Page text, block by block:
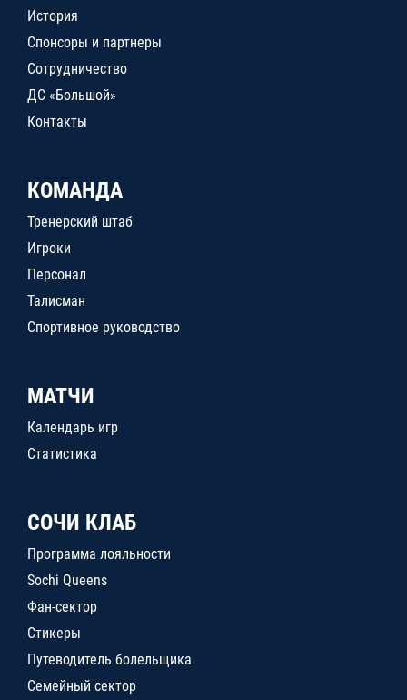
История
Спонсоры и партнеры
Сотрудничество
ДС «Большой»
Контакты
КОМАНДА
Тренерский штаб
Игроки
Персонал
Талисман
Спортивное руководство
МАТЧИ
Календарь игр
Статистика
СОЧИ КЛАБ
Программа лояльности
Sochi Queens
Фан-сектор
Стикеры
Путеводитель болельщика
Семейный сектор